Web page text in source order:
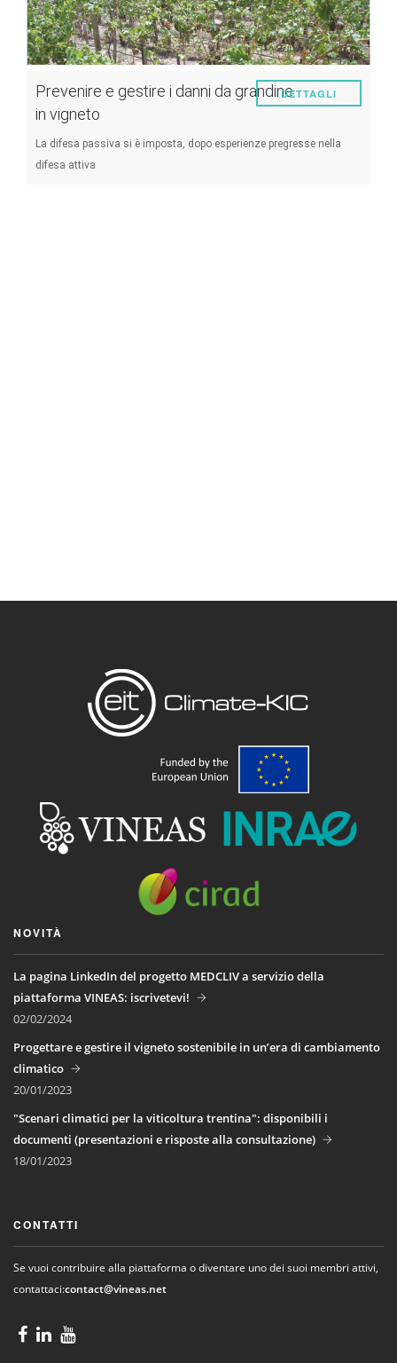
Consumatori
Ricerca - Innovazione
Collaborazione - Rafforzamento della capacità
Pianificazione - Strumenti di politica pubblica
Gestione dell'acqua
Fenologia
Energia
Prevenire e gestire i danni da grandine
in vigneto
La difesa passiva si è imposta, dopo esperienze pregresse nella
difesa attiva
DETTAGLI
NOVITÀ
La pagina LinkedIn del progetto MEDCLIV a servizio della
piattaforma VINEAS: iscrivetevi!
02/02/2024
Progettare e gestire il vigneto sostenibile in un’era di cambiamento
climatico
20/01/2023
"Scenari climatici per la viticoltura trentina": disponibili i
documenti (presentazioni e risposte alla consultazione)
18/01/2023
CONTATTI
Se vuoi contribuire alla piattaforma o diventare uno dei suoi membri attivi,
contattaci:contact@vineas.net